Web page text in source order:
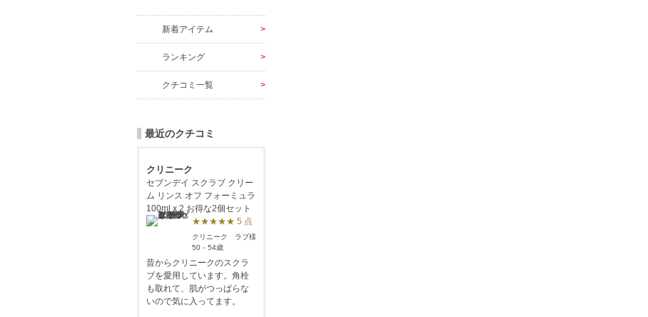
新着アイテム
ランキング
クチコミ一覧
最近のクチコミ
クリニーク
セブンデイ スクラブ クリー
ム リンス オフ フォーミュラ
100ml x 2 お得な2個セット
★★★★★ 5 点
クリニーク ラブ様
50－54歳
昔からクリニークのスクラ
ブを愛用しています。角栓
も取れて、肌がつっぱらな
いので気に入ってます。